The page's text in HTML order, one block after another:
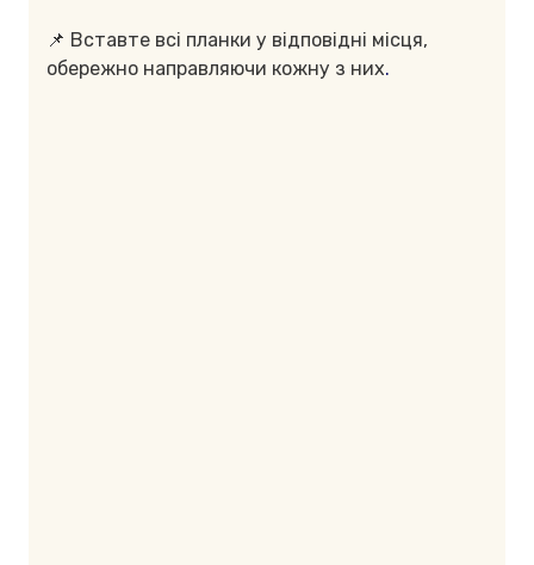
📌 Вставте всі планки у відповідні місця,
обережно направляючи кожну з них.